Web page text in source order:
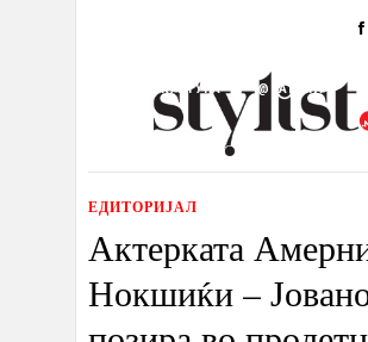
УБАВИНА
КУЛТУРА @РАБОТА
ИЗЛОГ
ЕДИТОРИЈАЛ
Актерката
Нокшиќи –